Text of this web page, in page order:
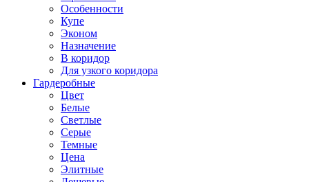
Особенности
Купе
Эконом
Назначение
В коридор
Для узкого коридора
Гардеробные
Цвет
Белые
Светлые
Серые
Темные
Цена
Элитные